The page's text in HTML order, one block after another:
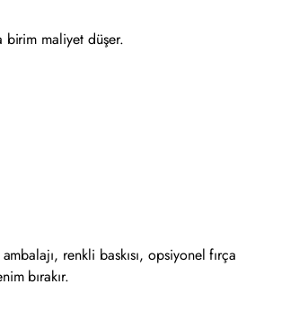
birim maliyet düşer.
renkli baskısı, opsiyonel fırça
bırakır.